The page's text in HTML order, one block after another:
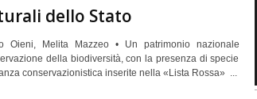
dello Stato
Oieni, Melita Mazzeo • Un patrimonio nazionale
della biodiversità, con la presenza di specie
conservazionistica inserite nella «Lista Rossa» ...